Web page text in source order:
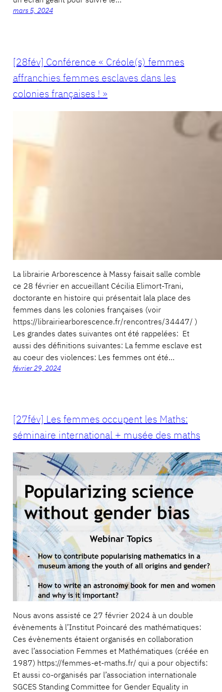
mars 5, 2024
[28fév] Conférence « Créole(s) femmes
affranchies femmes esclaves dans les
colonies françaises ! »
La librairie Arborescence à Massy faisait salle comble
ce 28 février en accueillant Cécilia Elimort-Trani,
doctorante en histoire qui présentait lala place des
femmes dans les colonies françaises (voir
https://librairiearborescence.fr/rencontres/34447/ )
Les grandes dates suivantes ont été rappelées: Et
aussi des définitions suivantes: La femme esclave est
au coeur des violences: Les femmes ont été…
février 29, 2024
[27fév] Les femmes occupent les Maths:
séminaire international + musée des maths
Nous avons assisté ce 27 février 2024 à un double
évènements à l’Institut Poincaré des mathématiques:
Ces évènements étaient organisés en collaboration
avec l’association Femmes et Mathématiques (créée en
1987) https://femmes-et-maths.fr/ qui a pour objectifs:
Et aussi co-organisés par l’association internationale
SGCES Standing Committee for Gender Equality in